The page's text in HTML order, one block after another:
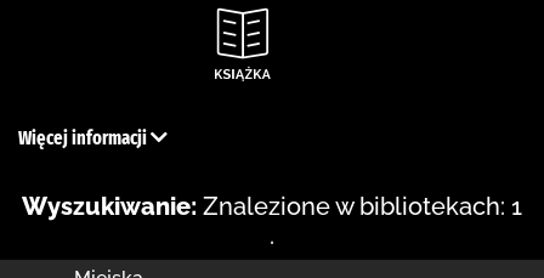
Więcej informacji
Wyszukiwanie: Znalezione w bibliotekach: 1
.